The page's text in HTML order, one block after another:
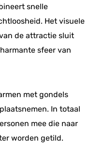
snelle
Het visuele
de attractie sluit
sfeer van
met gondels
In totaal
mee die naar
worden getild.